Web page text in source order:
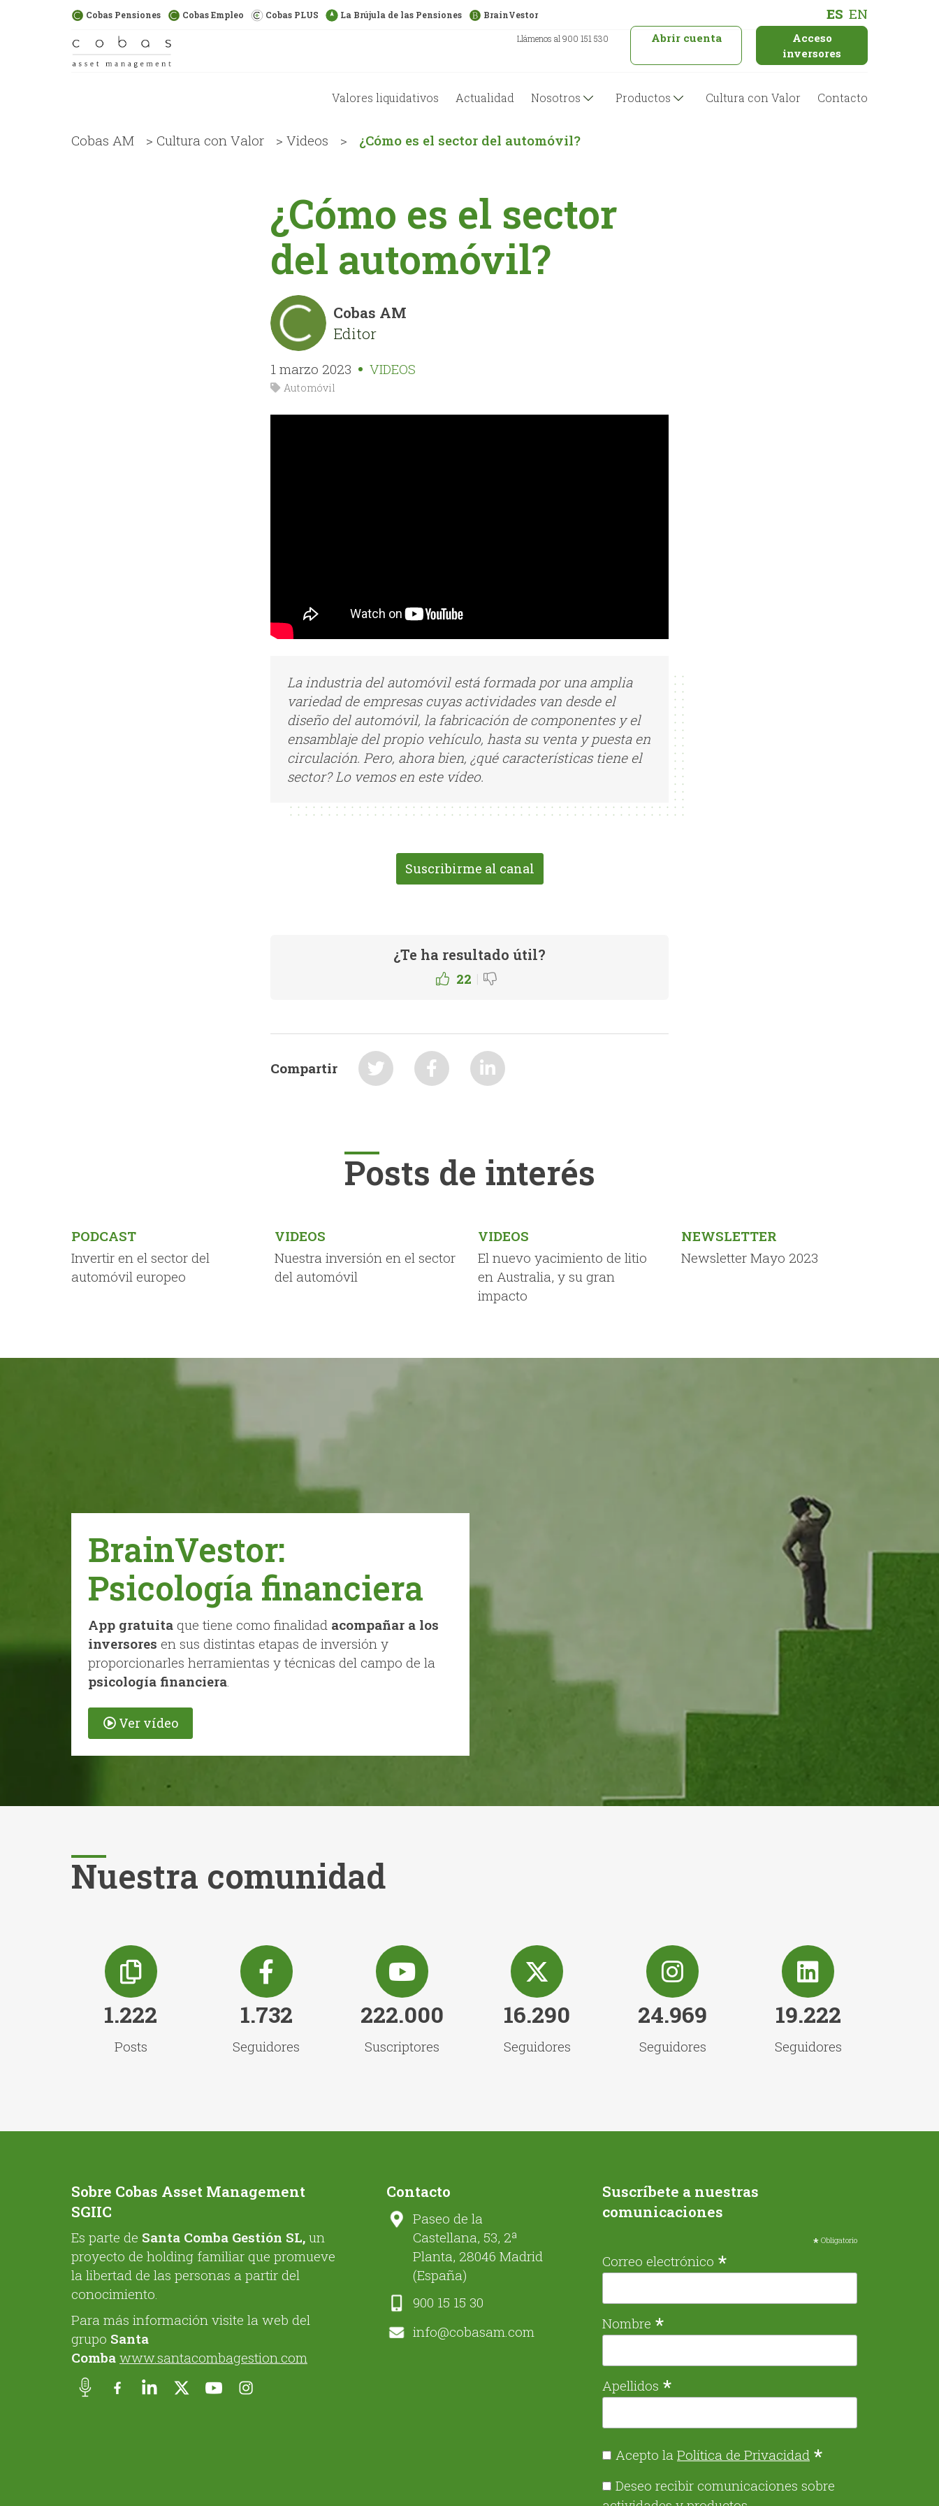
Cobas Pensiones Cobas Empleo Cobas PLUS La Brújula de las Pensiones BrainVestor ES EN
Llámenos al 900 151 530 Abrir cuenta
Acceso
inversores
Valores liquidativos Actualidad Nosotros Productos Cultura con Valor Contacto
Cobas AM > Cultura con Valor > Videos > ¿Cómo es el sector del automóvil?
¿Cómo es el sector
del automóvil?
Cobas AM
Editor
1 marzo 2023 VIDEOS
Automóvil
La industria del automóvil está formada por una amplia
variedad de empresas cuyas actividades van desde el
diseño del automóvil, la fabricación de componentes y el
ensamblaje del propio vehículo, hasta su venta y puesta en
circulación. Pero, ahora bien, ¿qué características tiene el
sector? Lo vemos en este vídeo.
Suscribirme al canal
¿Te ha resultado útil?
22 |
Compartir
Posts de interés
PODCAST
Invertir en el sector del
automóvil europeo
VIDEOS
Nuestra inversión en el sector
del automóvil
VIDEOS
El nuevo yacimiento de litio
en Australia, y su gran
impacto
NEWSLETTER
Newsletter Mayo 2023
BrainVestor:
Psicología financiera
App gratuita que tiene como finalidad acompañar a los
inversores en sus distintas etapas de inversión y
proporcionarles herramientas y técnicas del campo de la
psicología financiera
Ver vídeo
Nuestra comunidad
1.222
Posts
1.732
Seguidores
222.000
Suscriptores
16.290
Seguidores
24.969
Seguidores
19.222
Seguidores
Sobre Cobas Asset Management
SGIIC
Es parte de Santa Comba Gestión SL, un
proyecto de holding familiar que promueve
la libertad de las personas a partir del
conocimiento.
Para más información visite la web del
grupo Santa
Comba www.santacombagestion.com
Contacto
Paseo de la
Castellana, 53, 2ª
Planta, 28046 Madrid
(España)
900 15 15 30
info@cobasam.com
Suscríbete a nuestras
comunicaciones
* Obligatorio
Correo electrónico *
Nombre *
Apellidos *
Acepto la Política de Privacidad *
Deseo recibir comunicaciones sobre